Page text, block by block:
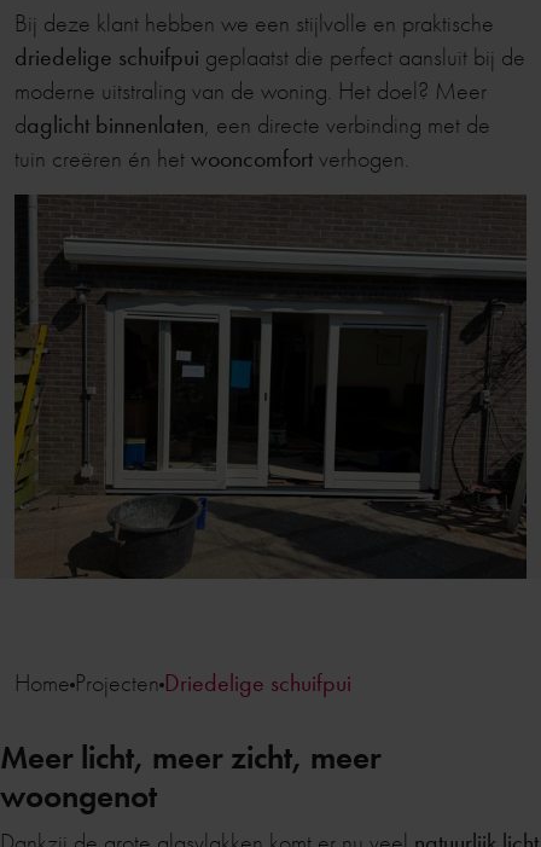
Bij deze klant hebben we een stijlvolle en praktische
driedelige schuifpui geplaatst die perfect aansluit bij de
moderne uitstraling van de woning. Het doel? Meer
daglicht binnenlaten, een directe verbinding met de
tuin creëren én hetwooncomfortverhogen.
Home Projecten Driedelige schuifpui
Meer licht, meer zicht, meer
woongenot